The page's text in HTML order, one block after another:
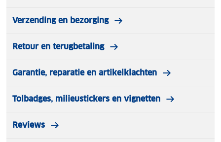
Verzending en bezorging
Retour en terugbetaling
Garantie, reparatie en artikelklachten
Tolbadges, milieustickers en vignetten
Reviews